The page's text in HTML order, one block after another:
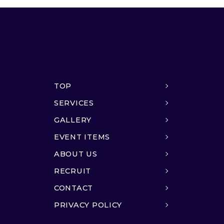
TOP
SERVICES
GALLERY
EVENT ITEMS
ABOUT US
RECRUIT
CONTACT
PRIVACY POLICY